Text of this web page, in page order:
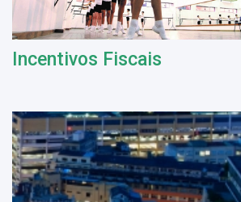
Incentivos Fiscais